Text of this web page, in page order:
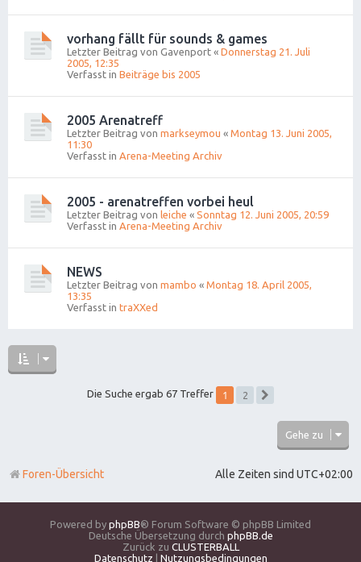
vorhang fällt für sounds & games
Letzter Beitrag von Gavenport « Donnerstag 21. Juli
2005, 12:35
Verfasst in Beiträge bis 2005
2005 Arenatreff
Letzter Beitrag von markseymou « Montag 13. Juni 2005,
11:30
Verfasst in Arena-Meeting Archiv
2005 - arenatreffen vorbei heul
Letzter Beitrag von leiche « Sonntag 12. Juni 2005, 20:59
Verfasst in Arena-Meeting Archiv
NEWS
Letzter Beitrag von mambo « Montag 18. April 2005,
13:35
Verfasst in traXXed
Die Suche ergab 67 Treffer 1
2
Gehe zu
Alle Zeiten sind UTC+02:00
Foren-Übersicht
Powered by phpBB® Forum Software © phpBB Limited
Deutsche Übersetzung durch phpBB.de
Zurück zu CLUSTERBALL
Datenschutz
Nutzungsbedingungen